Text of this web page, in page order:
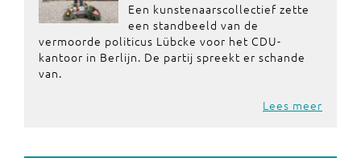
Een kunstenaarscollectief zette
een standbeeld van de
vermoorde politicus Lübcke voor het CDU-
kantoor in Berlijn. De partij spreekt er schande
van.
Lees meer